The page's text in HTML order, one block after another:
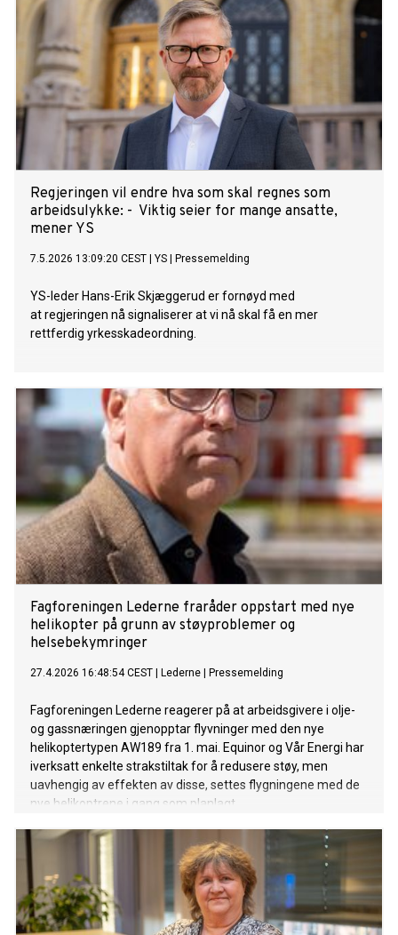
Regjeringen vil endre hva som skal regnes som
arbeidsulykke: - Viktig seier for mange ansatte,
mener YS
7.5.2026 13:09:20 CEST YS Pressemelding
YS-leder Hans-Erik Skjæggerud er fornøyd med
at regjeringen nå signaliserer at vi nå skal få en mer
rettferdig yrkesskadeordning.
Fagforeningen Lederne fraråder oppstart med nye
helikopter på grunn av støyproblemer og
helsebekymringer
27.4.2026 16:48:54 CEST Lederne Pressemelding
Fagforeningen Lederne reagerer på at arbeidsgivere i olje-
og gassnæringen gjenopptar flyvninger med den nye
helikoptertypen AW189 fra 1. mai. Equinor og Vår Energi har
iverksatt enkelte strakstiltak for å redusere støy, men
uavhengig av effekten av disse, settes flygningene med de
nye helikoptrene i gang som planlagt.